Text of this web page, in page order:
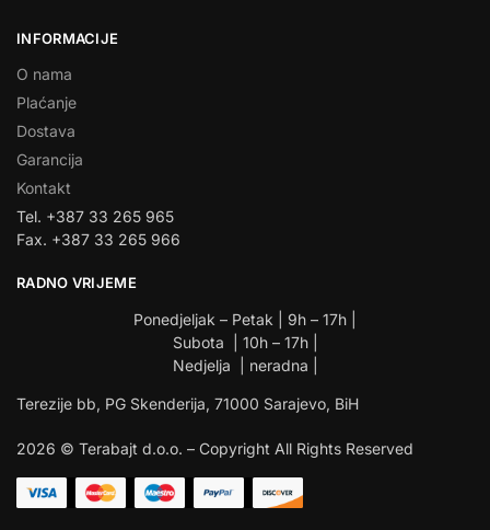
INFORMACIJE
O nama
Plaćanje
Dostava
Garancija
Kontakt
Tel. +387 33 265 965
Fax. +387 33 265 966
RADNO VRIJEME
Ponedjeljak – Petak | 9h – 17h |
Subota | 10h – 17h |
Nedjelja | neradna |
Terezije bb, PG Skenderija, 71000 Sarajevo, BiH
2026 © Terabajt d.o.o. – Copyright All Rights Reserved